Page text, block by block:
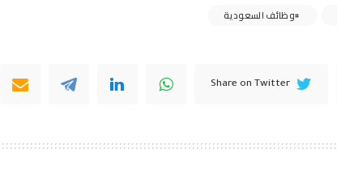
وظائف السعودية
Share on Twitter